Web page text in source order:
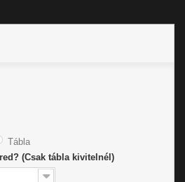
Tábla
(Csak tábla kivitelnél)